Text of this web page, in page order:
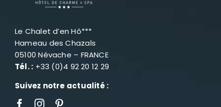
Le Chalet d’en Hô***
Hameau des Chazals
05100 Névache – FRANCE
Tél. : +33 (0)4 92 20 12 29
Suivez notre actualité :